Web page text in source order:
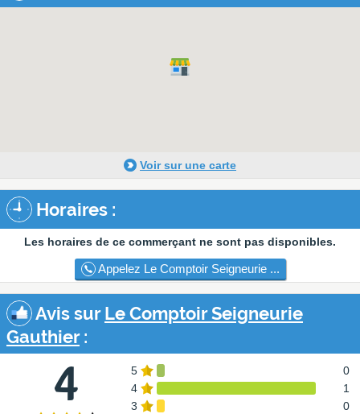
Voir sur une carte
Horaires :
Les horaires de ce commerçant ne sont pas disponibles.
Appelez Le Comptoir Seigneurie ...
Avis surLe Comptoir Seigneurie
Gauthier:
4 5
0
4
1
3
0